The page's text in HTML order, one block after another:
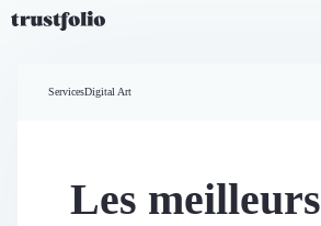
Widgets d'avis
Partage d’avis multicanal
Accueil
ServicesDigital Art
Les meilleurs